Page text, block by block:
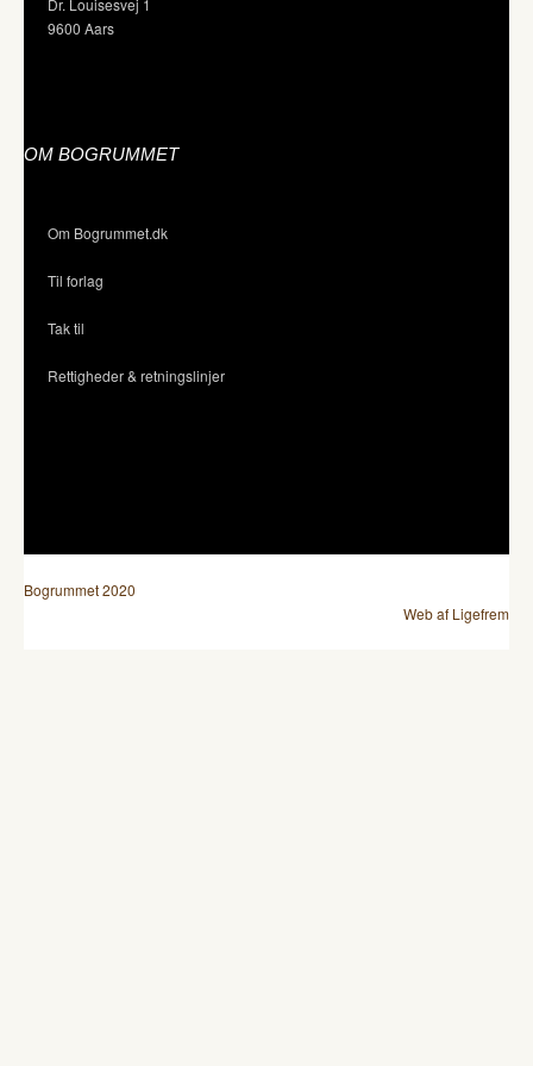
Dr. Louisesvej 1
9600 Aars
OM BOGRUMMET
Om Bogrummet.dk
Til forlag
Tak til
Rettigheder & retningslinjer
Bogrummet 2020
Web af Ligefrem